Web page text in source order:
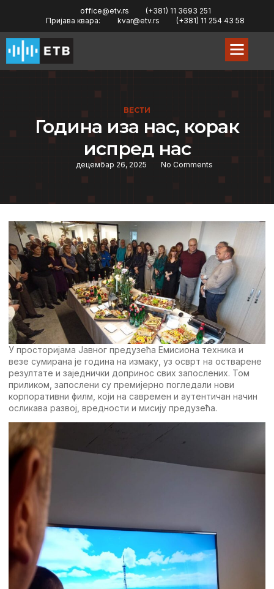
office@etv.rs
(+381) 11 3693 251
Пријава квара:
kvar@etv.rs (+381) 11 254 43 58
ВЕСТИ
Година иза нас, корак
испред нас
децембар 26, 2025 No Comments
У просторијама Јавног предузећа Емисиона техника и
везе сумирана је година на измаку, уз осврт на остварене
резултате и заједнички допринос свих запослених. Том
приликом, запослени су премијерно погледали нови
корпоративни филм, који на савремен и аутентичан начин
осликава развој, вредности и мисију предузећа.